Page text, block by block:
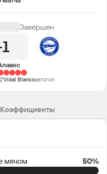
Завершен
1
Vidal Blancoавтогол
Коэффициенты
мячом 50%